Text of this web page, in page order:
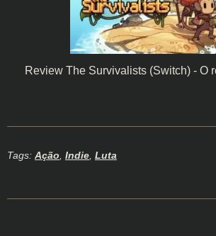
Review The Survivalists (Switch) - O
Tags: Ação Indie Luta